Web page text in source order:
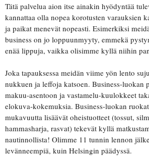
Tätä palvelua aion itse ainakin hyödyntää
kannattaa olla nopea korotusten varauksien
ja paikat menevät nopeasti. Esimerkiksi
business on jo loppuunmyyty, emmekä
enää lippuja, vaikka olisimme kyllä niihin
Joka tapauksessa meidän viime yön lento
nukkuen ja leffoja katsoen. Business-luokan
makuu-asentoon ja vastamelu-kuulokkeet
elokuva-kokemuksia. Business-luokan
mukavuutta lisäävät oheistuotteet (tossut,
hammasharja, rasvat) tekevät kyllä
nautinnollista! Olimme 11 tunnin lennon
levänneempiä, kuin Helsingin päädyssä.